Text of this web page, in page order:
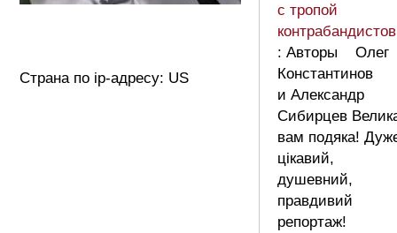
Страна по ip-адресу: US
с тропой
контрабандистов
: Авторы Олег
Константинов
и Александр
Сибирцев
вам подяка!
цікавий,
душевний,
правдивий
репортаж!